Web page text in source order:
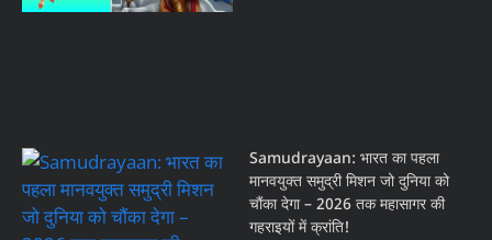
Samudrayaan: भारत का पहला
मानवयुक्त समुद्री मिशन जो दुनिया को
चौंका देगा – 2026 तक महासागर की
गहराइयों में क्रांति!